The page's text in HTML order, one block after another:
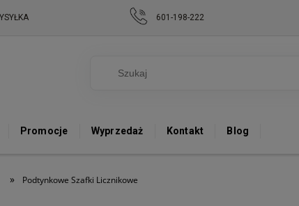
Promocje Wyprzedaż Kontakt Blog
» Podtynkowe Szafki Licznikowe
601-198-222